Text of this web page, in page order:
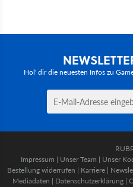
Hol' dir die neuesten Infos zu
Impressum | Unser Team | Unser
Bestellung widerrufen | Karriere |
Mediadaten | Datenschutzerklärung |